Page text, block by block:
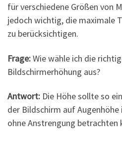
für verschiedene Größen von
jedoch wichtig, die maximale
zu berücksichtigen.
Frage:Wie wähle ich die
Bildschirmerhöhung aus?
Antwort: Die Höhe sollte so
der Bildschirm auf
ohne Anstrengung betrachten